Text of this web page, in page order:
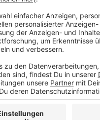
Weitere
Anzeige
Hier informiert